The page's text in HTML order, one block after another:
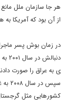
هر جا سازمان ملل
از آن بود که
کشورهایی مثل